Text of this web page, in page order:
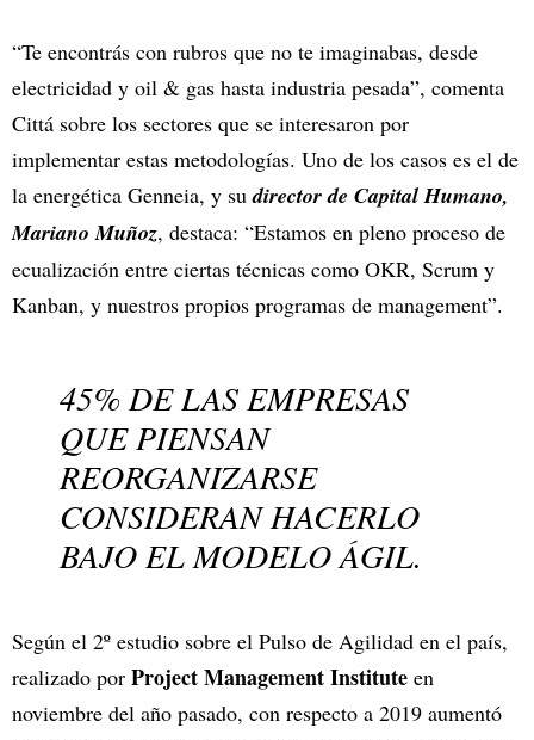
“Te encontrás con rubros que no te imaginabas, desde
electricidad y oil & gas hasta industria pesada”, comenta
Cittá sobre los sectores que se interesaron por
implementar estas metodologías. Uno de los casos es el de
la energética Genneia, y sudirector de Capital Humano,
Mariano Muñoz, destaca: “Estamos en pleno proceso de
ecualización entre ciertas técnicas como OKR, Scrum y
Kanban, y nuestros propios programas de management”.
45% DE LAS EMPRESAS
QUE PIENSAN
REORGANIZARSE
CONSIDERAN HACERLO
BAJO EL MODELO ÁGIL.
Según el 2º estudio sobre el Pulso de Agilidad en el país,
realizado por Project Management Institute en
noviembre del año pasado, con respecto a 2019 aumentó